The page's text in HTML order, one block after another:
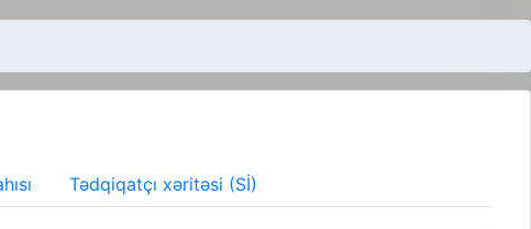
Tədqiqatçı xəritəsi (Sİ)